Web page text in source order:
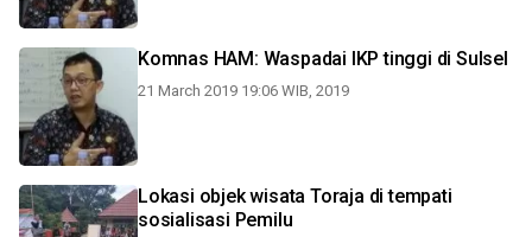
Komnas HAM: Waspadai IKP tinggi di Sulsel
21 March 2019 19:06 WIB, 2019
Lokasi objek wisata Toraja di tempati
sosialisasi Pemilu